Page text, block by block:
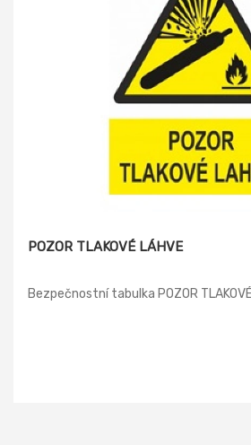
POZOR TLAKOVÉ LÁHVE
Bezpečnostní tabulka POZOR